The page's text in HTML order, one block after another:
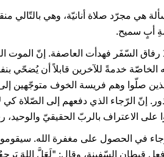
هي مجرّد صلاة أنانيّة، وهي بالتّالي
أبٍ سميح.
السّفَر فهدأت العاصفة. إنّ الموت
خدمةً للآخرين قابلاً أن يُضحّي
صلّوا وهم فريسة الخوف متوجّهين إلى
إنّ الرّجاء الذي دفعهم إلى الصّلاة كي
الاعتراف بالربّ الحقيقيّ والوحيد،
في الحصول على مغفرة الله.